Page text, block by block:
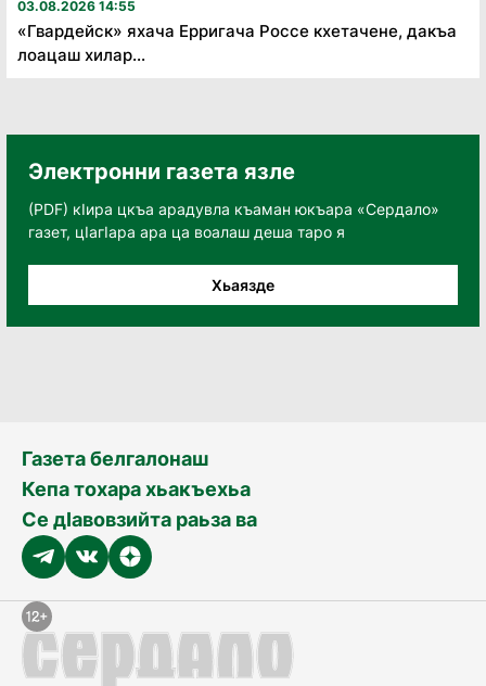
03.08.2026 14:55
«Гвардейск» яхача Ерригача Россе кхетачене, дакъа
лоацаш хилар...
Электронни газета язле
(PDF) кӀира цкъа арадувла къаман юкъара «Сердало»
газет, цӀагӀара ара ца воалаш деша таро я
Хьаязде
Газета белгалонаш
Кепа тохара хьакъехьа
Се дӀавовзийта раьза ва